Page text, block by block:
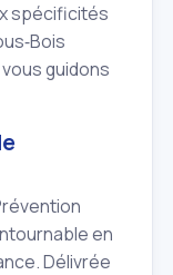
spécificités
guidons
en
Délivrée